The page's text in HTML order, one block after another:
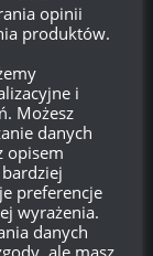
zostały
do
GF zostanie
opinii
produktów.
i
Możesz
danych
opisem
preferencje
wyrażenia.
danych
ale masz